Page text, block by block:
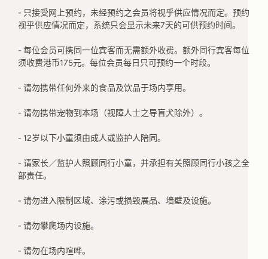
- 只接受网上预约，未经预约之会员将视乎供应情况而定。预约
视乎供应情况而定，系统只会显示未来7天的可供预约时间。
- 每位会员可携同一位宾客而无需额外收费。额外同行宾客每位
须收费港币175元。每位会员每日只可预约一个时段。
- 请勿携带任何外来的食品及饮品于场内享用。
- 请勿携带宠物到本场（视障人士之导盲犬除外）。
- 12岁以下小童须由成人或监护人陪同。
- 请家长／监护人照顾同行小童，并承担有关照顾同行小孩之全
部责任。
- 请勿进入限制区域、涂污或损毁展品、墙壁及设施。
- 请勿攀爬场内设施。
- 请勿在场内喧哗。